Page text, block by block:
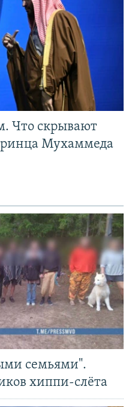
Что скрывают
Мухаммеда
семьями".
хиппи-слёта